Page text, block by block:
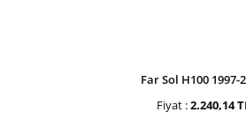
Far Sol H100 1997-
Fiyat :2.240,14